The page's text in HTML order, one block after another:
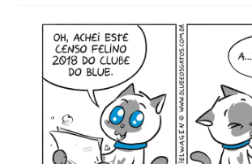
MINHA CONTA
CARRINHO
Search